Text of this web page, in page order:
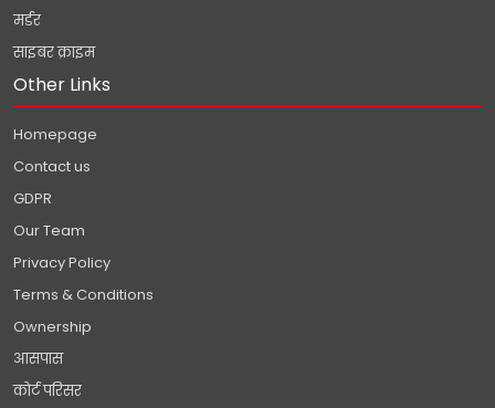
मर्डर
साइबर क्राइम
Other Links
Homepage
Contact us
GDPR
Our Team
Privacy Policy
Terms & Conditions
Ownership
आसपास
कोर्ट परिसर